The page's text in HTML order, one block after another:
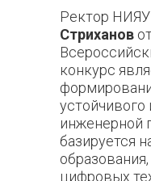
Ректор
Стриханов
конкурс
устойчивого
инженерной
базируется
цифровых